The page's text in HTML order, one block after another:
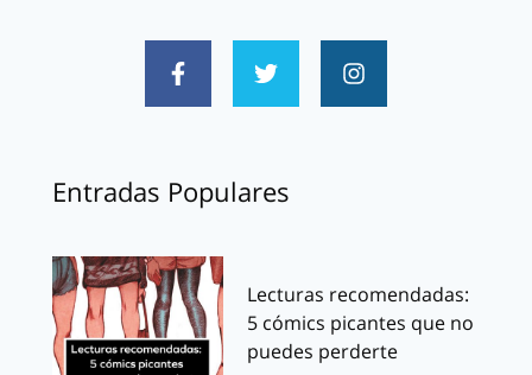
Entradas Populares
Lecturas recomendadas:
5 cómics picantes que no
puedes perderte